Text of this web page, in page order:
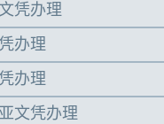
凭办理
办理
办理
文凭办理